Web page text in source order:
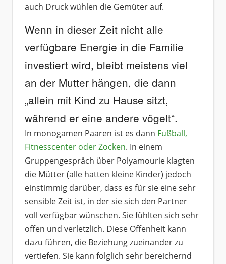
auch Druck wühlen die Gemüter auf.
Wenn in dieser Zeit nicht alle
verfügbare Energie in die Familie
investiert wird, bleibt meistens viel
an der Mutter hängen, die dann
„allein mit Kind zu Hause sitzt,
während er eine andere vögelt“.
In monogamen Paaren ist es dann Fußball,
Fitnesscenter oder Zocken. In einem
Gruppengespräch über Polyamourie klagten
die Mütter (alle hatten kleine Kinder) jedoch
einstimmig darüber, dass es für sie eine sehr
sensible Zeit ist, in der sie sich den Partner
voll verfügbar wünschen. Sie fühlten sich sehr
offen und verletzlich. Diese Offenheit kann
dazu führen, die Beziehung zueinander zu
vertiefen. Sie kann folglich sehr bereichernd